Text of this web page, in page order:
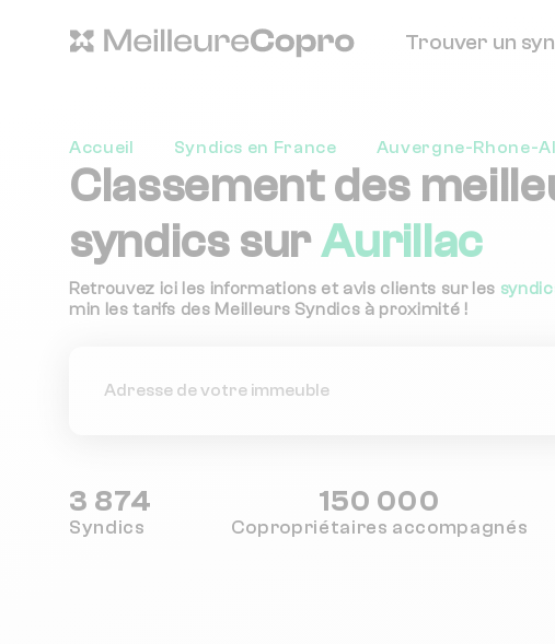
Trouver un
Accueil Syndics en France Auvergne-Rhone-
Classement des
syndics surAurillac
Retrouvez ici les informations et avis clients sur les
min les tarifs des Meilleurs Syndics à proximité !
3 874
Syndics
150 000
Copropriétaires accompagnés